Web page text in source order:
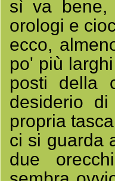
sì va bene,
orologi e
ecco,
po' più
posti della
desiderio
propria
ci si guarda
due